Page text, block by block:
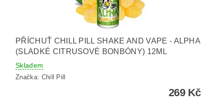
PŘÍCHUŤ CHILL PILL SHAKE AND VAPE - ALPHA
(SLADKÉ CITRUSOVÉ BONBÓNY) 12ML
Skladem
Značka: Chill Pill
269 Kč